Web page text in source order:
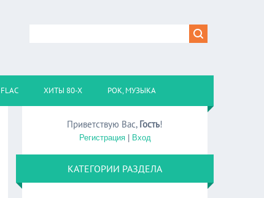
FLAC ХИТЫ 80-Х РОК, МУЗЫКА
Приветствую Вас, Гость!
Регистрация| Вход
КАТЕГОРИИ РАЗДЕЛА